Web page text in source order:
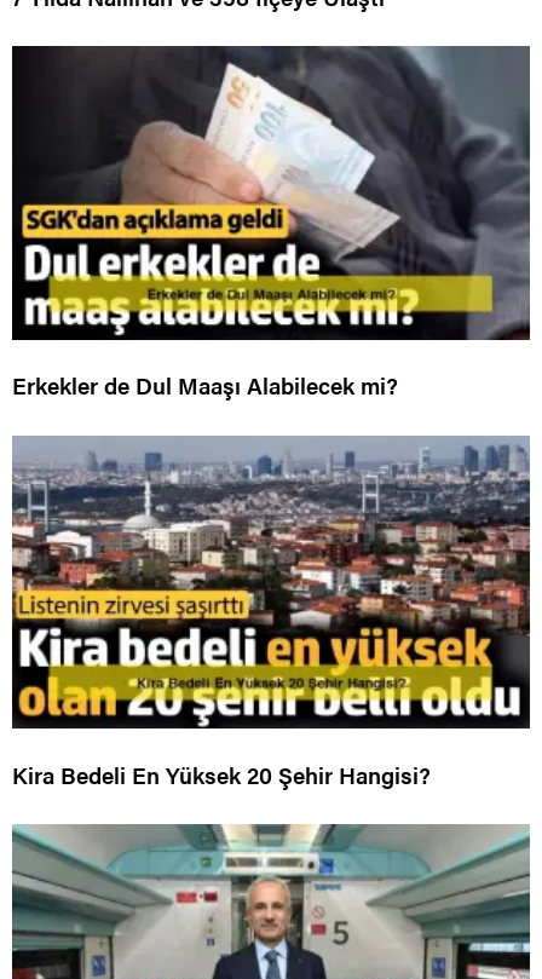
Erkekler de Dul Maaşı Alabilecek mi?
Kira Bedeli En Yüksek 20 Şehir Hangisi?